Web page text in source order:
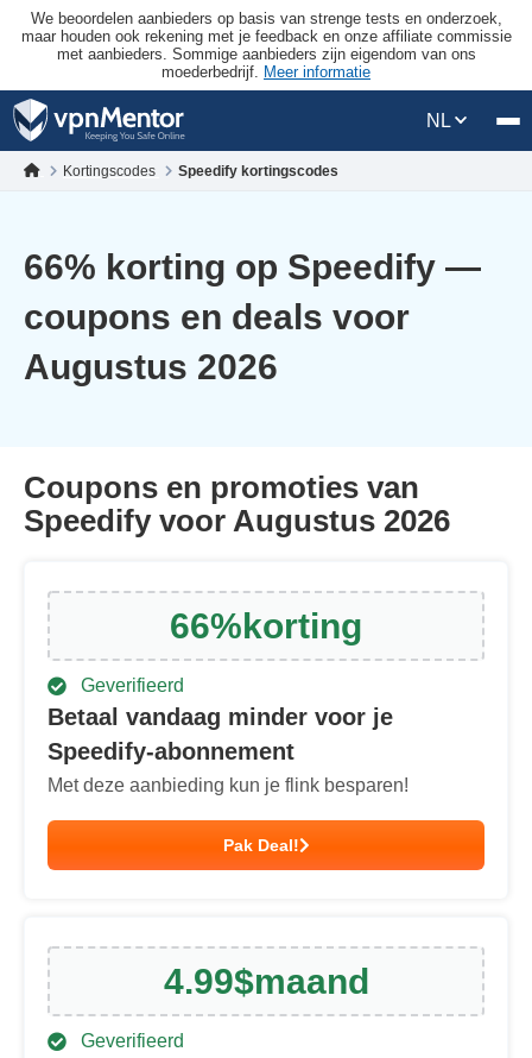
We beoordelen aanbieders op basis van strenge tests en onderzoek,
maar houden ook rekening met je feedback en onze affiliate commissie
met aanbieders. Sommige aanbieders zijn eigendom van ons
moederbedrijf. Meer informatie
NL
Kortingscodes Speedify kortingscodes
66% korting op Speedify —
coupons en deals voor
Augustus 2026
Coupons en promoties van
Speedify voor Augustus 2026
66%korting
Geverifieerd
Betaal vandaag minder voor je
Speedify-abonnement
Met deze aanbieding kun je flink besparen!
Pak Deal!
4.99$maand
Geverifieerd